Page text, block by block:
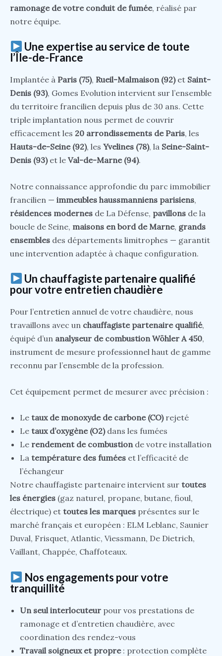
ramonage de votre conduit de fumée, réalisé par
notre équipe.
Une expertise au service de toute
l’Île-de-France
Implantée à Paris (75), Rueil-Malmaison (92)et Saint-
Denis (93), Gomes Evolution intervient sur l’ensemble
du territoire francilien depuis plus de 30 ans. Cette
triple implantation nous permet de couvrir
efficacement les 20 arrondissements de Paris, les
Hauts-de-Seine (92), les Yvelines (78), la Seine-Saint-
Denis (93)et le Val-de-Marne (94).
Notre connaissance approfondie du parc immobilier
francilien — immeubles haussmanniens parisiens,
résidences modernes de La Défense, pavillons de la
boucle de Seine, maisons en bord de Marne, grands
ensembles des départements limitrophes — garantit
une intervention adaptée à chaque configuration.
Un chauffagiste partenaire qualifié
pour votre entretien chaudière
Pour l’entretien annuel de votre chaudière, nous
travaillons avec un chauffagiste partenaire qualifié,
équipé d’un analyseur de combustion Wöhler A 450,
instrument de mesure professionnel haut de gamme
reconnu par l’ensemble de la profession.
Cet équipement permet de mesurer avec précision :
Le taux de monoxyde de carbone (CO)rejeté
Le taux d’oxygène (O2)dans les fumées
Le rendement de combustionde votre installation
La température des fumées et l’efficacité de
l’échangeur
Notre chauffagiste partenaire intervient sur toutes
les énergies (gaz naturel, propane, butane, fioul,
électrique) et toutes les marques présentes sur le
marché français et européen : ELM Leblanc, Saunier
Duval, Frisquet, Atlantic, Viessmann, De Dietrich,
Vaillant, Chappée, Chaffoteaux.
Nos engagements pour votre
tranquillité
Un seul interlocuteur pour vos prestations de
ramonage et d’entretien chaudière, avec
coordination des rendez-vous
Travail soigneux et propre: protection complète